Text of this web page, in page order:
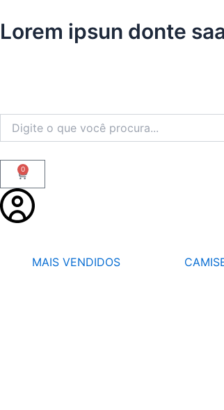
para
Lorem ipsun donte
0
Carrinho
MAIS VENDIDOS